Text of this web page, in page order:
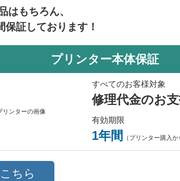
ビス 三拍子そろっています
)ブラザー[brother]互換インクカートリッジ
ったら繰り返し注文しています。品質良好でコスパが良
LC12M
イエ
互換インク